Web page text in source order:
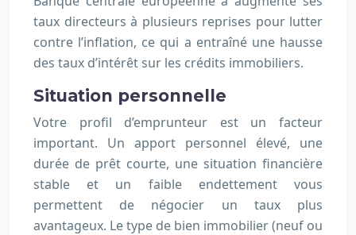
taux directeurs à plusieurs reprises pour lutter
contre l’inflation, ce qui a entraîné une hausse
des taux d’intérêt sur les crédits immobiliers.
Situation personnelle
Votre profil d’emprunteur est un facteur
important. Un apport personnel élevé, une
durée de prêt courte, une situation financière
stable et un faible endettement vous
permettent de négocier un taux plus
avantageux. Le type de bien immobilier (neuf ou